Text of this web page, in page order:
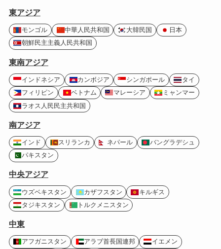
東アジア
モンゴル 中華人民共和国 大韓民国
日本
朝鮮民主主義人民共和国
東南アジア
インドネシア カンボジア シンガポール
タイ
フィリピン
ベトナム マレーシア
ミャンマー
ラオス人民民主共和国
南アジア
インド スリランカ ネパール
バングラデシュ
パキスタン
中央アジア
ウズベキスタン カザフスタン
キルギス
タジキスタン
トルクメニスタン
中東
アフガニスタン アラブ首長国連邦
イエメン